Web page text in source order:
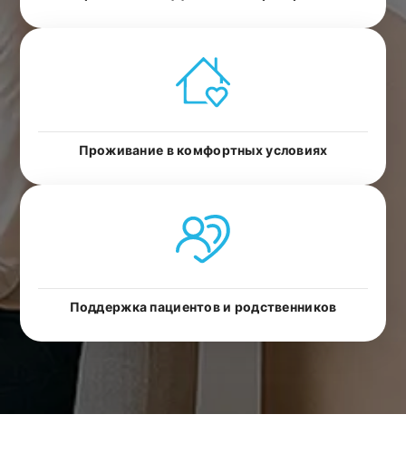
Проживание в комфортных условиях
Поддержка пациентов и родственников